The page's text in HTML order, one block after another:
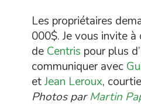
Les propriétaires
000$. Je vous invite
de Centris pour plus
communiquer avec
etJean Leroux,
Photos par Martin